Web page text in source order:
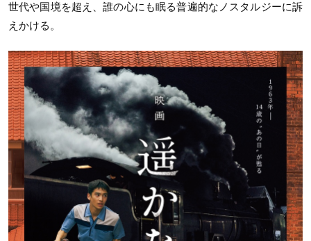
世代や国境を超え、誰の心にも眠る普遍的なノスタルジーに訴
えかける。